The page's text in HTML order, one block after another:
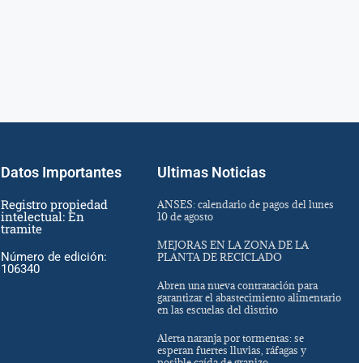
Datos Importantes
Registro propiedad
intelectual: En
tramite
Número de edición:
106340
Ultimas Noticias
ANSES: calendario de pagos del lunes
10 de agosto
MEJORAS EN LA ZONA DE LA
PLANTA DE RECICLADO
Abren una nueva contratación para
garantizar el abastecimiento alimentario
en las escuelas del distrito
Alerta naranja por tormentas: se
esperan fuertes lluvias, ráfagas y